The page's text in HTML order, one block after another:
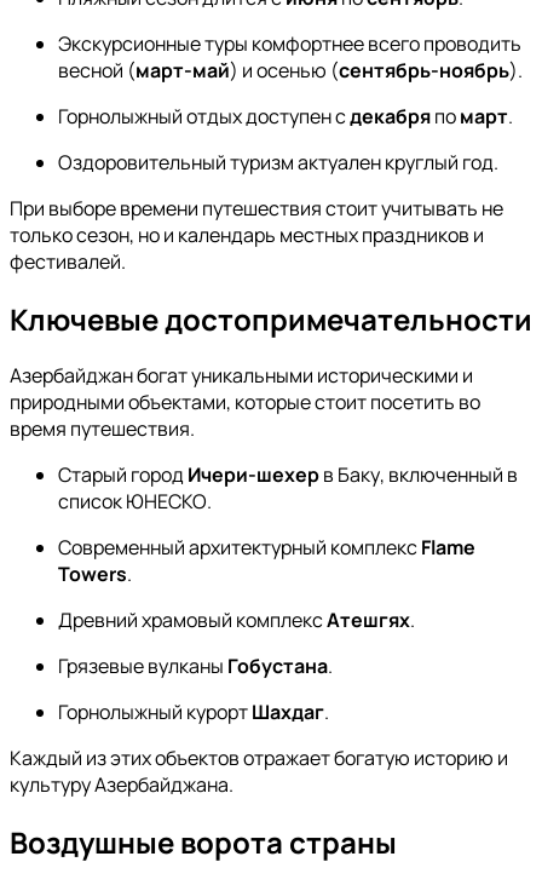
Экскурсионные туры комфортнее всего проводить
весной (март-май) и осенью (сентябрь-ноябрь).
Горнолыжный отдых доступен сдекабряпомарт.
Оздоровительный туризм актуален круглый год.
При выборе времени путешествия стоит учитывать не
только сезон, но и календарь местных праздников и
фестивалей.
Ключевые достопримечательности
Азербайджан богат уникальными историческими и
природными объектами, которые стоит посетить во
время путешествия.
Старый городИчери-шехерв Баку, включенный в
список ЮНЕСКО.
Современный архитектурный комплексFlame
Towers.
Древний храмовый комплексАтешгях.
Грязевые вулканы Гобустана.
Горнолыжный курортШахдаг.
Каждый из этих объектов отражает богатую историю и
культуру Азербайджана.
Воздушные ворота страны